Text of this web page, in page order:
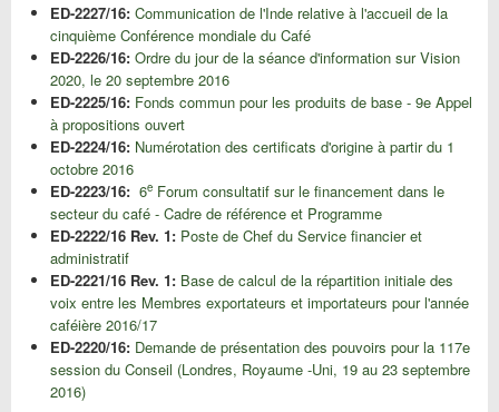
ED-2227/16: Communication de l'Inde relative à l'accueil de la
cinquième Conférence mondiale du Café
ED-2226/16: Ordre du jour de la séance d'information sur Vision
2020, le 20 septembre 2016
ED-2225/16: Fonds commun pour les produits de base - 9e Appel
à propositions ouvert
ED-2224/16: Numérotation des certificats d'origine à partir du 1
octobre 2016
ED-2223/16: 6e Forum consultatif sur le financement dans le
secteur du café - Cadre de référence et Programme
ED-2222/16 Rev. 1: Poste de Chef du Service financier et
administratif
ED-2221/16 Rev. 1: Base de calcul de la répartition initiale des
voix entre les Membres exportateurs et importateurs pour l'année
caféière 2016/17
ED-2220/16: Demande de présentation des pouvoirs pour la 117e
session du Conseil (Londres, Royaume -Uni, 19 au 23 septembre
2016)